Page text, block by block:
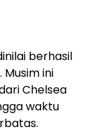
berhasil
ini
Chelsea
waktu